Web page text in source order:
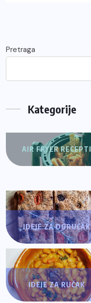
Pretraga
Kategorije
AIR FRYER RECEPTI
IDEJE ZA DORUČAK
IDEJE ZA RUČAK